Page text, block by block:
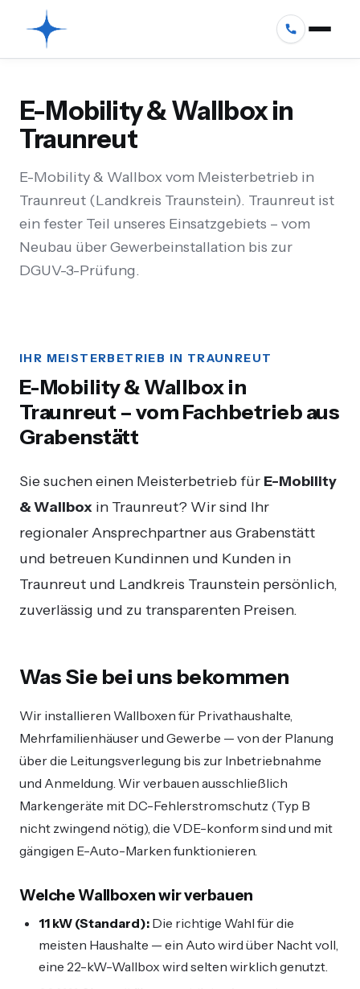
E-Mobility & Wallbox in
Traunreut
E-Mobility & Wallbox vom Meisterbetrieb in
Traunreut (Landkreis Traunstein). Traunreut ist
ein fester Teil unseres Einsatzgebiets – vom
Neubau über Gewerbeinstallation bis zur
DGUV-3-Prüfung.
IHR MEISTERBETRIEB IN TRAUNREUT
E-Mobility & Wallbox in
Traunreut – vom Fachbetrieb aus
Grabenstätt
Sie suchen einen Meisterbetrieb für E-Mobility
& Wallbox in Traunreut? Wir sind Ihr
regionaler Ansprechpartner aus Grabenstätt
und betreuen Kundinnen und Kunden in
Traunreut und Landkreis Traunstein persönlich,
zuverlässig und zu transparenten Preisen.
Was Sie bei uns bekommen
Wir installieren Wallboxen für Privathaushalte,
Mehrfamilienhäuser und Gewerbe — von der Planung
über die Leitungsverlegung bis zur Inbetriebnahme
und Anmeldung. Wir verbauen ausschließlich
Markengeräte mit DC-Fehlerstromschutz (Typ B
nicht zwingend nötig), die VDE-konform sind und mit
gängigen E-Auto-Marken funktionieren.
Welche Wallboxen wir verbauen
11 kW (Standard): Die richtige Wahl für die
meisten Haushalte — ein Auto wird über Nacht voll,
eine 22-kW-Wallbox wird selten wirklich genutzt.